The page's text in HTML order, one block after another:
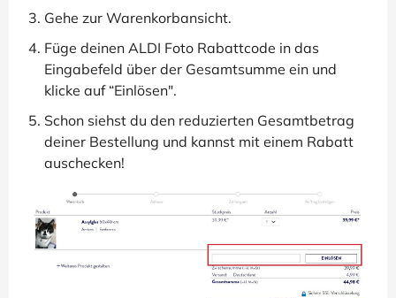
Gehe zur Warenkorbansicht.
Füge deinen ALDI Foto Rabattcode in das
Eingabefeld über der Gesamtsumme ein und
klicke auf “Einlösen".
Schon siehst du den reduzierten Gesamtbetrag
deiner Bestellung und kannst mit einem Rabatt
auschecken!